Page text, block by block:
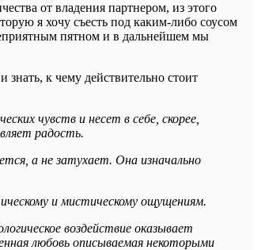
от владения партнером, из этого
я хочу съесть под каким-либо соусом
пятном и в дальнейшем мы
к чему действительно стоит
чувств и несет в себе, скорее,
радость.
а не затухает. Она изначально
и мистическому ощущениям.
воздействие оказывает
любовь описываемая некоторыми